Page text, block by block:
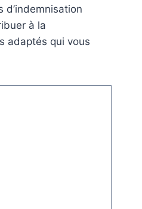
d’indemnisation
à la
adaptés qui vous